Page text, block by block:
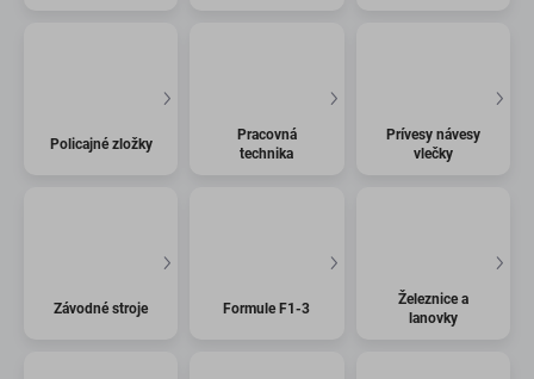
Policajné zložky
Pracovná
technika
Prívesy návesy
vlečky
Závodné stroje Formule F1-3
Železnice a
lanovky